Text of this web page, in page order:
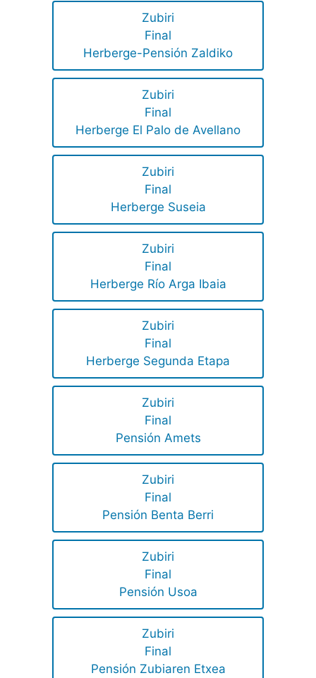
Zubiri
Final
Herberge-Pensión Zaldiko
Zubiri
Final
Herberge El Palo de Avellano
Zubiri
Final
Herberge Suseia
Zubiri
Final
Herberge Río Arga Ibaia
Zubiri
Final
Herberge Segunda Etapa
Zubiri
Final
Pensión Amets
Zubiri
Final
Pensión Benta Berri
Zubiri
Final
Pensión Usoa
Zubiri
Final
Pensión Zubiaren Etxea